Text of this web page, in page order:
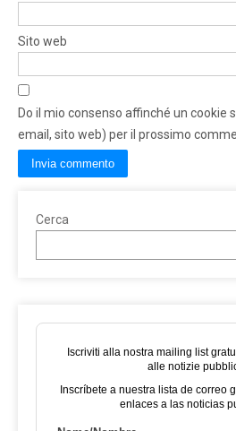
Sito web
Do il mio consenso affinché un cookie
email, sito web) per il prossimo
Cerca
Iscriviti alla nostra mailing list
alle notizie
Inscríbete a nuestra lista de correo
enlaces a las noticias